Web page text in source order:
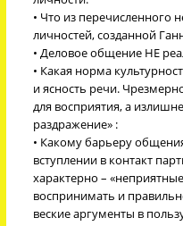
• Что из перечисленного
личностей, созданной
• Деловое общение НЕ
• Какая норма
и ясность речи.
для восприятия, а
раздражение» :
• Какому барьеру
вступлении в контакт
характерно –
воспринимать и
веские аргументы в